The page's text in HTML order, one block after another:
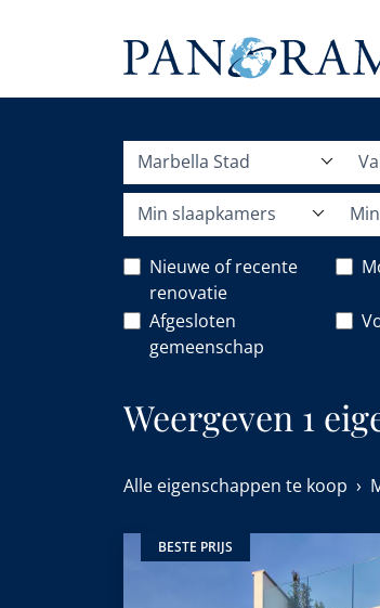
Marbella Stad
Min slaapkamers
Nieuwe of recente
renovatie
Afgesloten
gemeenschap
Weergeven 1
Alle eigenschappen te koop
BESTE PRIJS